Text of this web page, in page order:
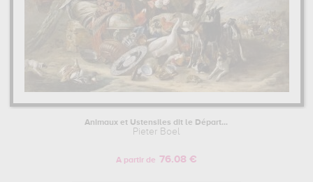
Animaux et Ustensiles dit le Départ...
Pieter Boel
A partir de 76.08 €